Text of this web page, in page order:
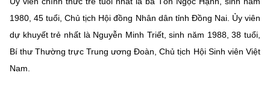
1980, 45 tuổi, Chủ tịch Hội đồng Nhân dân tỉnh Đồng Nai. Ủy viên
dự khuyết trẻ nhất là Nguyễn Minh Triết, sinh năm 1988, 38 tuổi,
Bí thư Thường trực Trung ương Đoàn, Chủ tịch Hội Sinh viên Việt
Nam.